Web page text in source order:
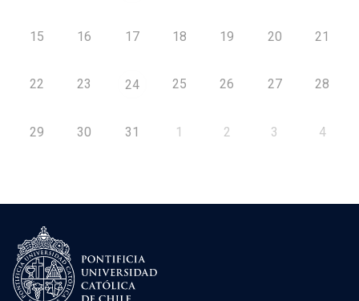
15 16 17 18 19 20 21
22 23 24 25 26 27 28
29 30 31 1 2 3 4